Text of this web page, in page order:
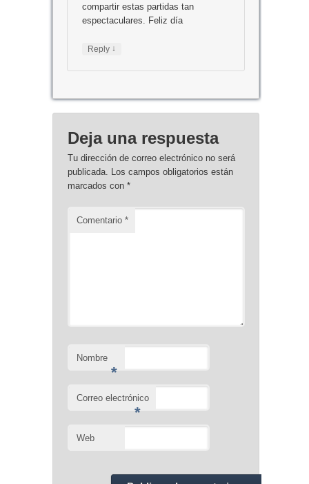
compartir estas partidas tan
espectaculares. Feliz día
Reply ↓
Deja una respuesta
Tu dirección de correo electrónico no será
publicada. Los campos obligatorios están
marcados con *
Comentario *
Nombre
*
Correo electrónico
*
Web